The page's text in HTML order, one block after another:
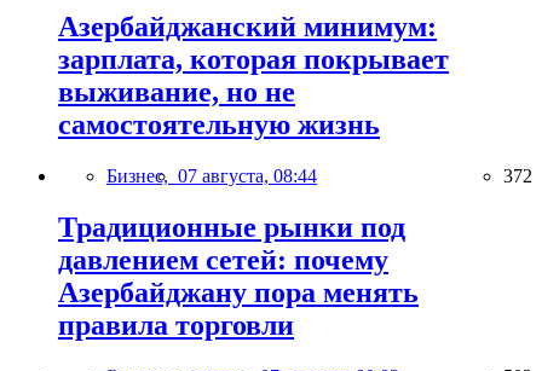
Азербайджанский минимум:
зарплата, которая покрывает
выживание, но не
самостоятельную жизнь
Бизнес, 07 августа, 08:44 372
Традиционные рынки под
давлением сетей: почему
Азербайджану пора менять
правила торговли